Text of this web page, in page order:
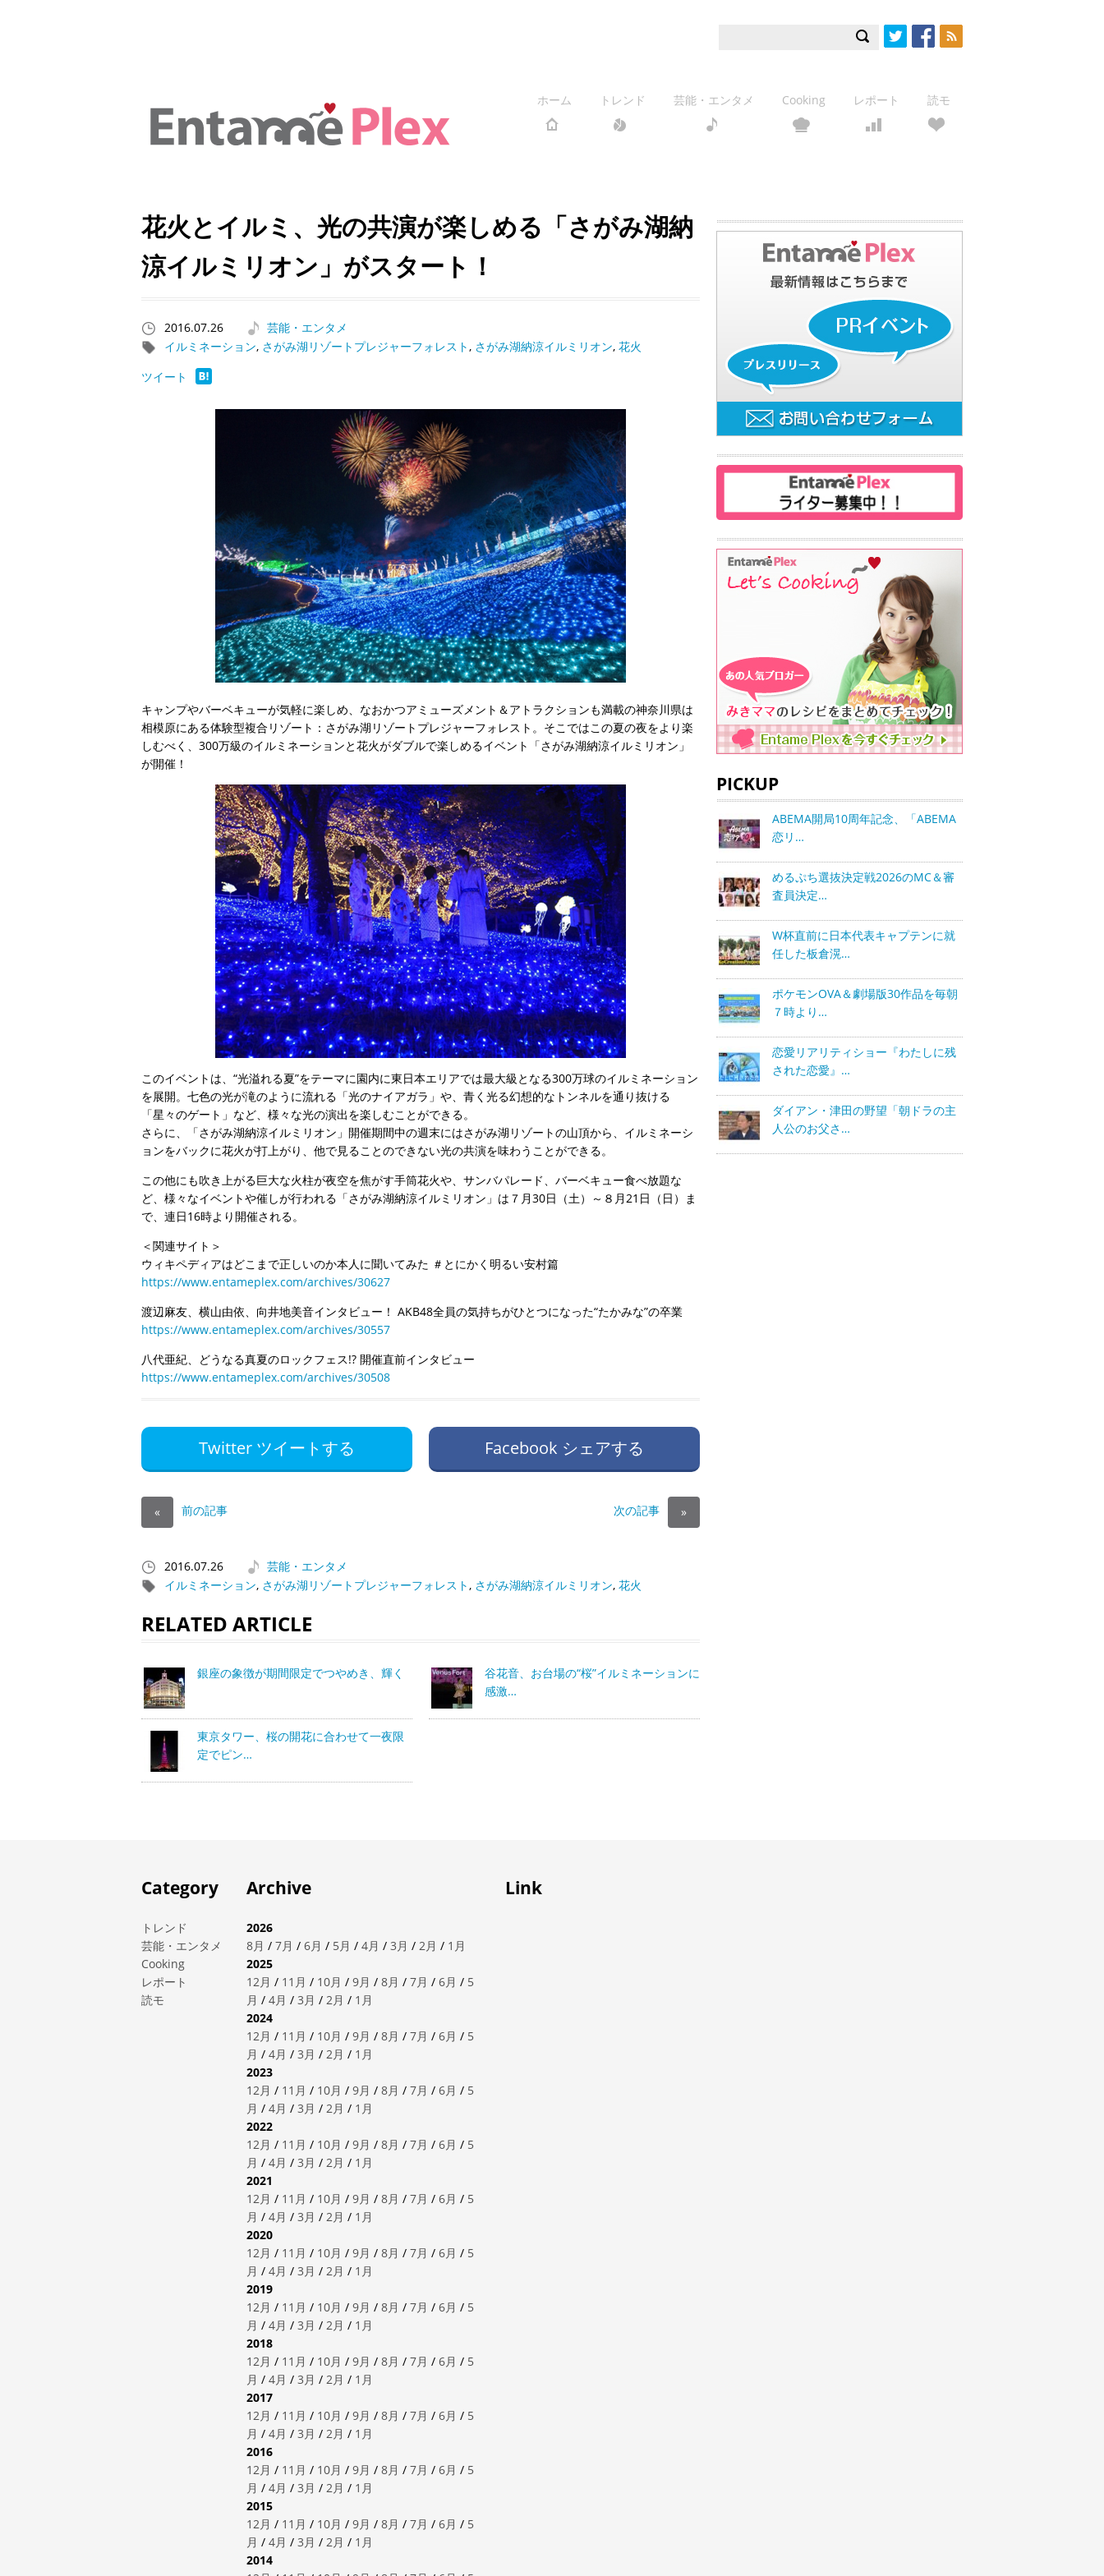
ホーム トレンド 芸能・エンタメ Cooking レポート 読モ
花火とイルミ、光の共演が楽しめる「さがみ湖納
涼イルミリオン」がスタート！
2016.07.26
芸能・エンタメ
イルミネーション, さがみ湖リゾートプレジャーフォレスト, さがみ湖納涼イルミリオン, 花火
ツイート
キャンプやバーベキューが気軽に楽しめ、なおかつアミューズメント＆アトラクションも満載の神奈川県は
相模原にある体験型複合リゾート：さがみ湖リゾートプレジャーフォレスト。そこではこの夏の夜をより楽
しむべく、300万級のイルミネーションと花火がダブルで楽しめるイベント「さがみ湖納涼イルミリオン」
が開催！
このイベントは、“光溢れる夏”をテーマに園内に東日本エリアでは最大級となる300万球のイルミネーション
を展開。七色の光が滝のように流れる「光のナイアガラ」や、青く光る幻想的なトンネルを通り抜ける
「星々のゲート」など、様々な光の演出を楽しむことができる。
さらに、「さがみ湖納涼イルミリオン」開催期間中の週末にはさがみ湖リゾートの山頂から、イルミネーシ
ョンをバックに花火が打上がり、他で見ることのできない光の共演を味わうことができる。
この他にも吹き上がる巨大な火柱が夜空を焦がす手筒花火や、サンバパレード、バーベキュー食べ放題な
ど、様々なイベントや催しが行われる「さがみ湖納涼イルミリオン」は７月30日（土）～８月21日（日）ま
で、連日16時より開催される。
＜関連サイト＞
ウィキペディアはどこまで正しいのか本人に聞いてみた ＃とにかく明るい安村篇
https://www.entameplex.com/archives/30627
渡辺麻友、横山由依、向井地美音インタビュー！ AKB48全員の気持ちがひとつになった“たかみな”の卒業
https://www.entameplex.com/archives/30557
八代亜紀、どうなる真夏のロックフェス!? 開催直前インタビュー
https://www.entameplex.com/archives/30508
Twitter ツイートする Facebook シェアする
« 前の記事 次の記事 »
2016.07.26
芸能・エンタメ
イルミネーション, さがみ湖リゾートプレジャーフォレスト, さがみ湖納涼イルミリオン, 花火
RELATED ARTICLE
銀座の象徴が期間限定でつやめき、輝く
谷花音、お台場の“桜”イルミネーションに
感激…
東京タワー、桜の開花に合わせて一夜限
定でピン…
PICKUP
ABEMA開局10周年記念、「ABEMA
恋リ…
めるぷち選抜決定戦2026のMC＆審
査員決定…
W杯直前に日本代表キャプテンに就
任した板倉滉…
ポケモンOVA＆劇場版30作品を毎朝
７時より…
恋愛リアリティショー『わたしに残
された恋愛』…
ダイアン・津田の野望「朝ドラの主
人公のお父さ…
Category
トレンド
芸能・エンタメ
Cooking
レポート
読モ
Archive
2026
8月 / 7月 / 6月 / 5月 / 4月 / 3月 / 2月 / 1月
2025
12月 / 11月 / 10月 / 9月 / 8月 / 7月 / 6月 / 5
月 / 4月 / 3月 / 2月 / 1月
2024
12月 / 11月 / 10月 / 9月 / 8月 / 7月 / 6月 / 5
月 / 4月 / 3月 / 2月 / 1月
2023
12月 / 11月 / 10月 / 9月 / 8月 / 7月 / 6月 / 5
月 / 4月 / 3月 / 2月 / 1月
2022
12月 / 11月 / 10月 / 9月 / 8月 / 7月 / 6月 / 5
月 / 4月 / 3月 / 2月 / 1月
2021
12月 / 11月 / 10月 / 9月 / 8月 / 7月 / 6月 / 5
月 / 4月 / 3月 / 2月 / 1月
2020
12月 / 11月 / 10月 / 9月 / 8月 / 7月 / 6月 / 5
月 / 4月 / 3月 / 2月 / 1月
2019
12月 / 11月 / 10月 / 9月 / 8月 / 7月 / 6月 / 5
月 / 4月 / 3月 / 2月 / 1月
2018
12月 / 11月 / 10月 / 9月 / 8月 / 7月 / 6月 / 5
月 / 4月 / 3月 / 2月 / 1月
2017
12月 / 11月 / 10月 / 9月 / 8月 / 7月 / 6月 / 5
月 / 4月 / 3月 / 2月 / 1月
2016
12月 / 11月 / 10月 / 9月 / 8月 / 7月 / 6月 / 5
月 / 4月 / 3月 / 2月 / 1月
2015
12月 / 11月 / 10月 / 9月 / 8月 / 7月 / 6月 / 5
月 / 4月 / 3月 / 2月 / 1月
2014
Link